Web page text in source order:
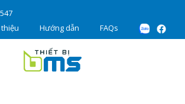
Hướng dẫn FAQs